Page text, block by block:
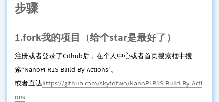
步骤
1.fork我的项目（给个star是最好了）
注册或者登录了Github后，在个人中心或者首页搜索框中搜
索“NanoPi-R1S-Build-By-Actions”。
或者直达https://github.com/skytotwo/NanoPi-R1S-Build-By-Acti
ons